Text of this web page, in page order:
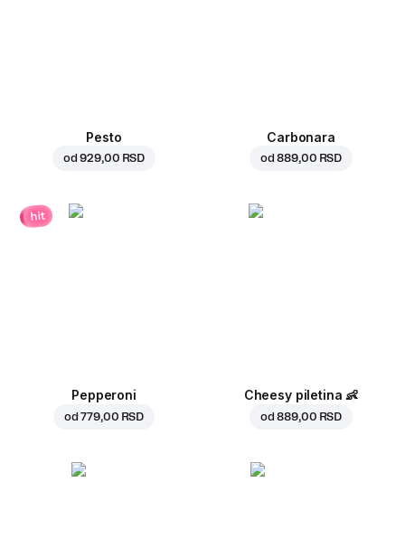
Pesto
od929,00 RSD
Carbonara
od889,00 RSD
hit
Pepperoni
od779,00 RSD
Cheesy piletina 👶
od889,00 RSD